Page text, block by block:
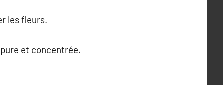
les fleurs.
et concentrée.